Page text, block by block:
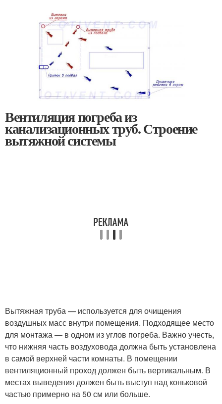
Вентиляция погреба из
канализационных труб. Строение
вытяжной системы
Вытяжная труба — используется для очищения
воздушных масс внутри помещения. Подходящее место
для монтажа — в одном из углов погреба. Важно учесть,
что нижняя часть воздуховода должна быть установлена
в самой верхней части комнаты. В помещении
вентиляционный проход должен быть вертикальным. В
местах выведения должен быть выступ над коньковой
частью примерно на 50 см или больше.